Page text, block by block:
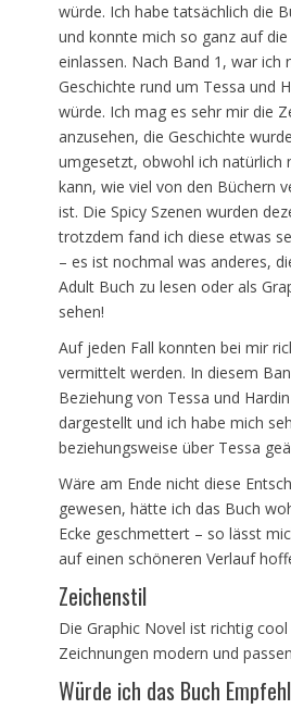
würde. Ich habe tatsächlich die
und konnte mich so ganz auf
einlassen. Nach Band 1, war ich
Geschichte rund um Tessa und
würde. Ich mag es sehr mir die
anzusehen, die Geschichte
umgesetzt, obwohl ich natürlich
kann, wie viel von den Büchern
ist. Die Spicy Szenen wurden
trotzdem fand ich diese etwas
– es ist nochmal was anderes,
Adult Buch zu lesen oder als
sehen!
Auf jeden Fall konnten bei mir
vermittelt werden. In diesem
Beziehung von Tessa und
dargestellt und ich habe mich
beziehungsweise über Tessa
Wäre am Ende nicht diese
gewesen, hätte ich das Buch
Ecke geschmettert – so lässt
auf einen schöneren Verlauf
Zeichenstil
Die Graphic Novel ist richtig cool
Zeichnungen modern und
Würde ich das Buch